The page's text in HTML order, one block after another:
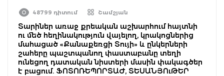
48799 դիտում Շամշյան
Տարիներ առաջ քրեական աշխարհում հայտնի
ու մեծ հեղինակություն վայելող, կրակոցներից
մահացած «Քանաքեռցի Տույի» և ընկերների
շահերը պաշտպանող փաստաբանը տեղի
ունեցող դատական նիստերի մասին փակագծեր
է բացում. ՖՈՏՈՌԵՊՈՐՏԱԺ, ՏԵՍԱՆՅՈւԹԵՐ